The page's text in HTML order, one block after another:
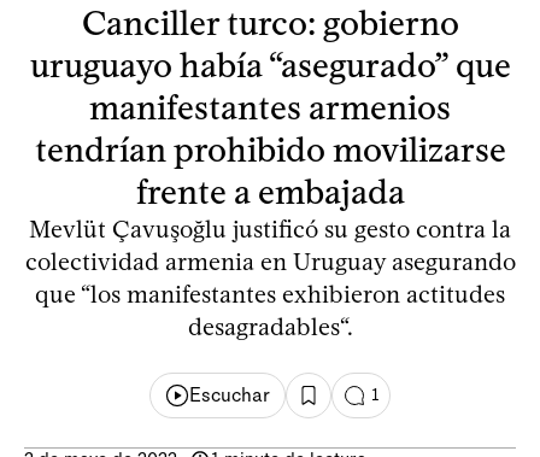
Canciller turco: gobierno
uruguayo había “asegurado” que
manifestantes armenios
tendrían prohibido movilizarse
frente a embajada
Mevlüt Çavuşoğlu justificó su gesto contra la
colectividad armenia en Uruguay asegurando
que “los manifestantes exhibieron actitudes
desagradables“.
Escuchar 1